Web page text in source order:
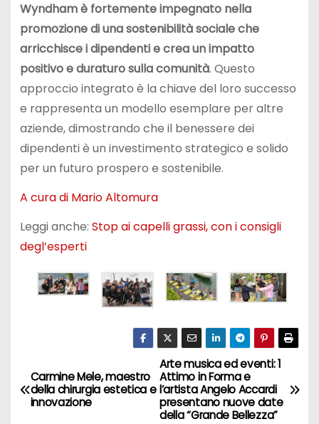
Wyndham è fortemente impegnato nella
promozione di una sostenibilità sociale che
arricchisce i dipendenti e crea un impatto
positivo e duraturo sulla comunità. Questo
approccio integrato è la chiave del loro successo
e rappresenta un modello esemplare per altre
aziende, dimostrando che il benessere dei
dipendenti è un investimento strategico e solido
per un futuro prospero e sostenibile.
A cura di Mario Altomura
Leggi anche: Stop ai capelli grassi, con i consigli
degl’esperti
N
a
Arte musica ed eventi: 1
Attimo in Forma e
l’artista Angelo Accardi
presentano nuove date
della “Grande Bellezza”
Carmine Mele, maestro
della chirurgia estetica e
innovazione